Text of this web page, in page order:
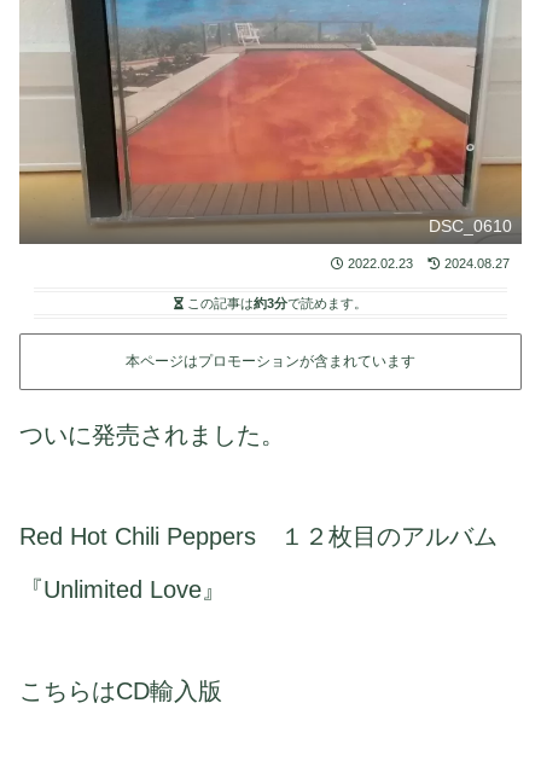
DSC_0610
2022.02.23 2024.08.27
この記事は約3分で読めます。
本ページはプロモーションが含まれています
ついに発売されました。
Red Hot Chili Peppers １２枚目のアルバム
『Unlimited Love』
こちらはCD輸入版